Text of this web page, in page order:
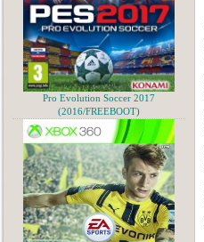
Pro Evolution Soccer 2017
(2016/FREEBOOT)